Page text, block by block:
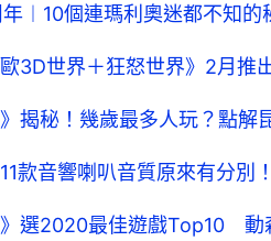
︱10個連瑪利奧迷都不知
歐3D世界＋狂怒世界》2月
》揭秘！幾歲最多人玩？點解
款音響喇叭音質原來有分別
》選2020最佳遊戲Top10